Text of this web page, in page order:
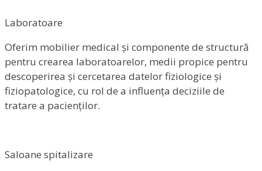
Laboratoare
Oferim mobilier medical și componente de structură
pentru crearea laboratoarelor, medii propice pentru
descoperirea și cercetarea datelor fiziologice și
fiziopatologice, cu rol de a influența deciziile de
tratare a pacienților.
Saloane spitalizare